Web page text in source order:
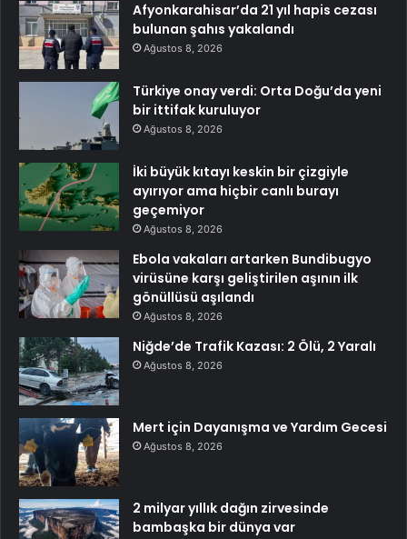
Afyonkarahisar’da 21 yıl hapis cezası
bulunan şahıs yakalandı
Ağustos 8, 2026
Türkiye onay verdi: Orta Doğu’da yeni
bir ittifak kuruluyor
Ağustos 8, 2026
İki büyük kıtayı keskin bir çizgiyle
ayırıyor ama hiçbir canlı burayı
geçemiyor
Ağustos 8, 2026
Ebola vakaları artarken Bundibugyo
virüsüne karşı geliştirilen aşının ilk
gönüllüsü aşılandı
Ağustos 8, 2026
Niğde’de Trafik Kazası: 2 Ölü, 2 Yaralı
Ağustos 8, 2026
Mert için Dayanışma ve Yardım Gecesi
Ağustos 8, 2026
2 milyar yıllık dağın zirvesinde
bambaşka bir dünya var